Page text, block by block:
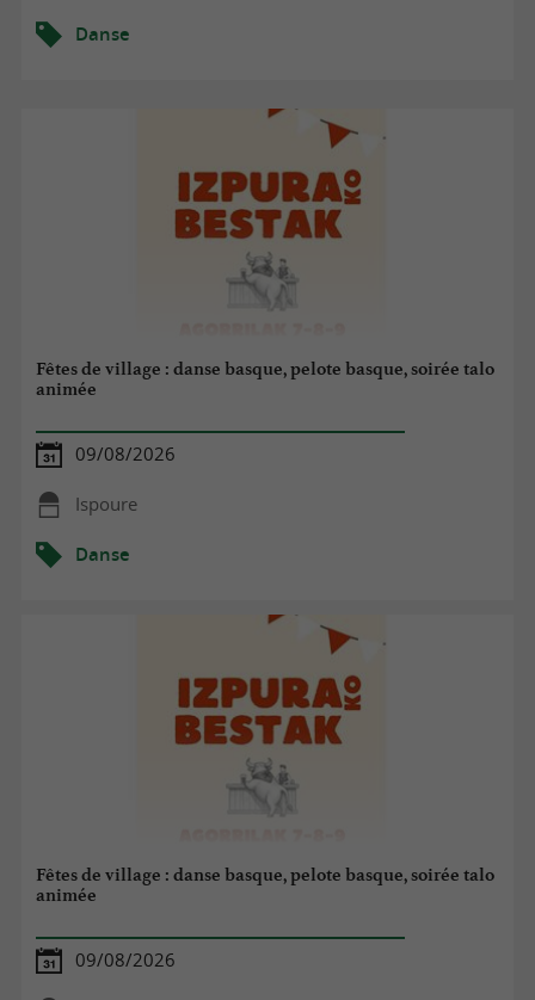
Danse
Fêtes de village : danse basque, pelote basque, soirée talo
animée
09/08/2026
Ispoure
Danse
Fêtes de village : danse basque, pelote basque, soirée talo
animée
09/08/2026